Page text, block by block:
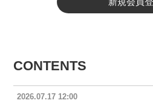
CONTENTS
2026.07.17 12:00